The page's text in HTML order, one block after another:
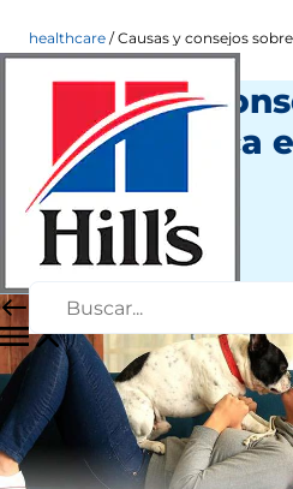
healthcare Causas y consejos
Causas y
la nariz seca
Salud
Autor del personal
Junio 15, 2015